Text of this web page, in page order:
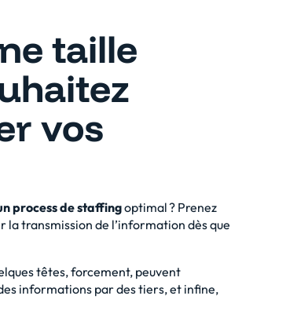
taille
vos
process de staffingoptimal ? Prenez
la transmission de l’information dès que
têtes, forcement, peuvent
informations par des tiers, et infine,